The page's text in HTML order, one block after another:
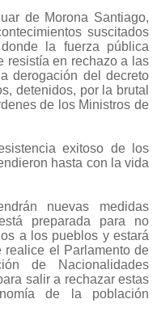
de Morona Santiago,
suscitados
la fuerza pública
resistía en rechazo a las
derogación del decreto
detenidos, por la brutal
de los Ministros de
exitoso de los
hasta con la vida
nuevas medidas
preparada para no
a los pueblos y estará
realice el Parlamento de
de Nacionalidades
salir a rechazar estas
de la población